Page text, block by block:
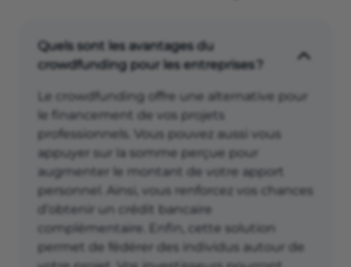
Quels sont les avantages du
crowdfunding pour les entreprises ?
Le crowdfunding offre une alternative pour
le financement de vos projets
professionnels. Vous pouvez aussi vous
appuyer sur la somme perçue pour
augmenter le montant de votre apport
personnel. Ainsi, vous renforcez vos chances
d’obtenir un crédit bancaire
complémentaire. Enfin, cette solution
permet de fédérer des individus autour de